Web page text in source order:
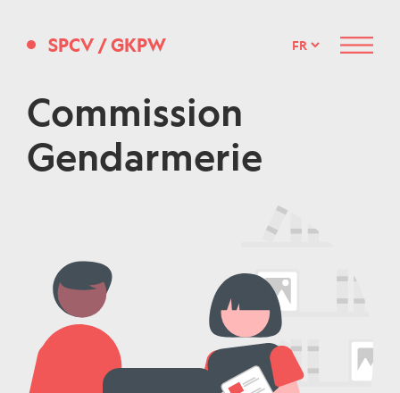
SPCV /GKPW
Menu
Commission
Gendarmerie